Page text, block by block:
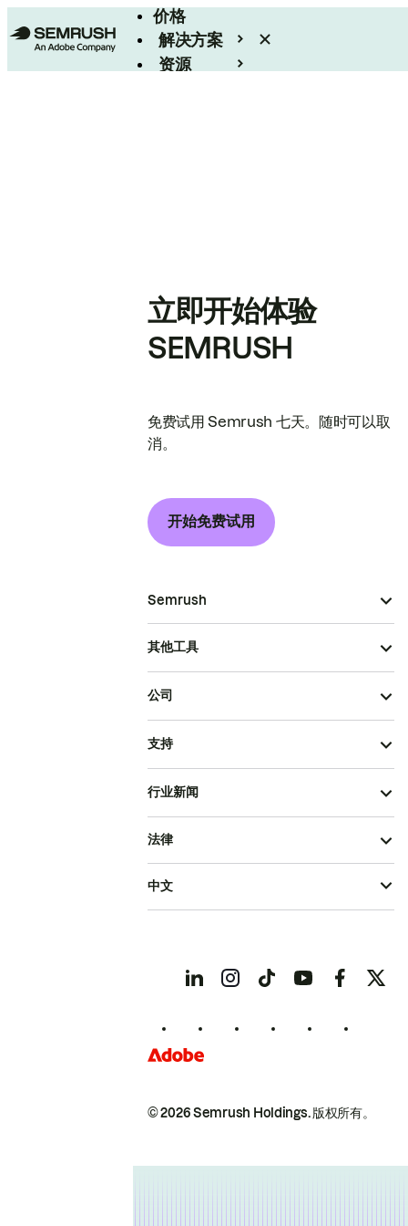
价格
解决方案
资源
立即开始体验
SEMRUSH
免费试用 Semrush 七天。随时可以取
消。
开始免费试用
Semrush
其他工具
公司
支持
行业新闻
© 2026 Semrush Holdings.版权所有。
法律
中文